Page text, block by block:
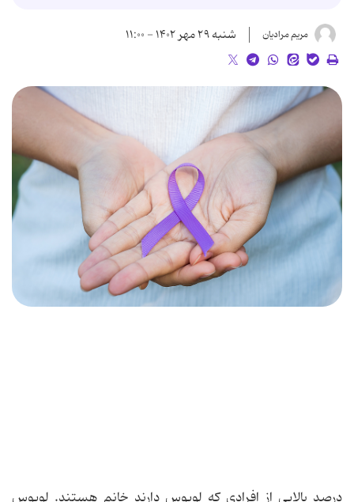
مریم مرادیان شنبه ۲۹ مهر ۱۴۰۲ - ۱۱:۰۰
درصد بالایی از افرادی که لوپوس دارند خانم هستند. لوپوس